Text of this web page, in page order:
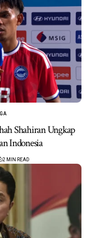
Shahiran Ungkap
Indonesia
2 MIN READ